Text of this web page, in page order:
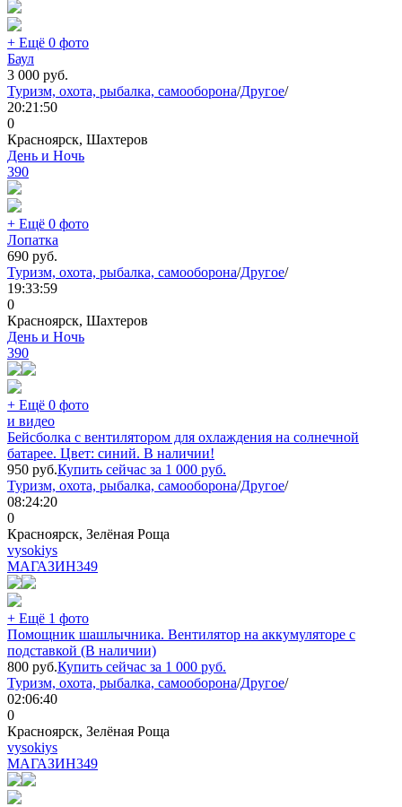
+ Ещё 0 фото
Баул
3 000 руб.
Туризм, охота, рыбалка, самооборона/Другое/
20:21:50
0
Красноярск, Шахтеров
День и Ночь
390
+ Ещё 0 фото
Лопатка
690 руб.
Туризм, охота, рыбалка, самооборона/Другое/
19:33:59
0
Красноярск, Шахтеров
День и Ночь
390
+ Ещё 0 фото
и видео
Бейсболка с вентилятором для охлаждения на солнечной
батарее. Цвет: синий. В наличии!
950 руб.Купить сейчас за 1 000 руб.
Туризм, охота, рыбалка, самооборона/Другое/
08:24:20
0
Красноярск, Зелёная Роща
vysokiys
МАГАЗИН349
+ Ещё 1 фото
Помощник шашлычника. Вентилятор на аккумуляторе с
подставкой (В наличии)
800 руб.Купить сейчас за 1 000 руб.
Туризм, охота, рыбалка, самооборона/Другое/
02:06:40
0
Красноярск, Зелёная Роща
vysokiys
МАГАЗИН349